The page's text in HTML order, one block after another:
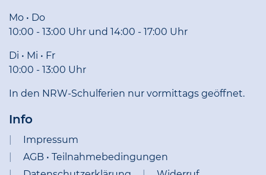
Mo • Do
10:00 - 13:00 Uhr und 14:00 - 17:00 Uhr
Di • Mi • Fr
10:00 - 13:00 Uhr
In den NRW-Schulferien nur vormittags geöffnet.
Info
Impressum
AGB • Teilnahmebedingungen